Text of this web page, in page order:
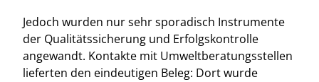
Jedoch wurden nur sehr sporadisch Instrumente
der Qualitätssicherung und Erfolgskontrolle
angewandt. Kontakte mit Umweltberatungsstellen
lieferten den eindeutigen Beleg: Dort wurde